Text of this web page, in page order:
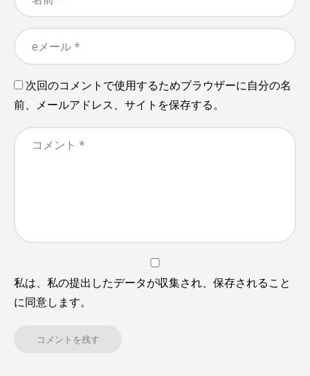
次回のコメントで使用するためブラウザーに自分の名
前、メールアドレス、サイトを保存する。
私は、私の提出したデータが収集され、保存されること
に同意します。